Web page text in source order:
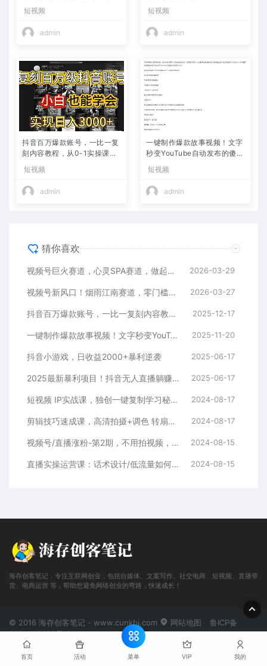
800+
短视频
admin
短视频
admin
抖音百万爆款账号，一比一复
刻内容教程，从0-1实操课，
入10w+
短视频
admin
一键制作爆款故事视频！文字
秒变YouTube自动发布的傻瓜
短视频
admin
猜你喜欢
视频号巨火赛道，心灵SPA赛道，做起来超简单，每天收益800+ 2026-03-29
视频号新风口！烟雨江南赛道，零门槛日入 500+ 2026-03-27
抖音百万爆款账号，一比一复刻内容教程，从0-1实操课，小白也能学会，复制爆款，月入10w+ 2025-12-17
一键制作爆款故事视频！文字秒变YouTube自动发布的傻瓜式教程 2025-11-20
抖音小游戏，日收益2000+暴利逆袭 2025-06-17
2025最新暴利项目！抖音无人直播躺赚攻略！抖音无人直播3.0玩法！0门槛… 2025-06-17
短视频 IP实战课，独创一键复制学习秘籍，转战新领域，月赚五万轻松行 2024-08-17
剪辑技巧速成课，高清拍摄+调色 转扇子，建筑-抠图精通，新手秒变剪辑专家 2024-08-17
视频号/直播涨粉-第2期，不用拍视频，不用卖货，在直播间做菜，就可以搞钱 2024-08-15
直播实操运营课：话术设计/低流量如何提升/话术框架/全场燃爆/非常干货 2024-08-15
海存创客笔记，专注互联网创业，包括自媒体、文案写作、社交电商、短视频、直播带
货、电商运营 等，帮助您避免网络创业的弯路，快速成长！
© 2016 海存创客笔记 - www.cunkbj.com 网站地图
鲁ICP备
2024108698号-2
首页 活动 菜单 VIP 我的